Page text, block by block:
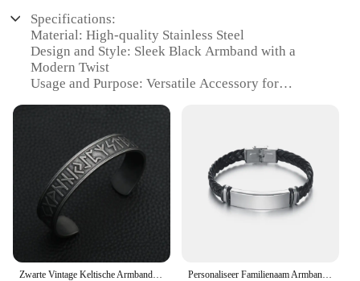
Specifications:
Material: High-quality Stainless Steel
Design and Style: Sleek Black Armband with a
Modern Twist
Usage and Purpose: Versatile Accessory for
Shape or Size: Adjustable to Fit Most Wrist Sizes
Performance and Property: Durable and Resistant to
Corrosion
Parts and Accessories: Comes as a Set with Multiple
Options
Features:
**Elegant Craftsmanship and Durability**
heren armbanden met zwart are not only a fashion
statement but also a testament to durability. The
Personaliseer Familienaam Armbanden Voor Mannen Zwart Gelaagd Gevlochten Leer Met Roestvrijstalen Bedels Custom Kerstcadeau